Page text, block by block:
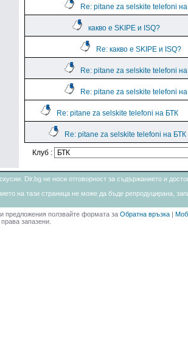
Re: pitane za selskite telefoni
какво е SKIPE и ISQ?
Re: какво е SKIPE и ISQ?
Re: pitane za selskite telefoni
Re: pitane za selskite telefoni
Re: pitane za selskite telefoni на БТК
Re: pitane za selskite telefoni на БТК
Клуб :
Dir.bg не носи отговорност за съдържанието и
на тази страница не може да бъде репродуцирана,
предложения ползвайте формата за Обратна връзка |
запазени.